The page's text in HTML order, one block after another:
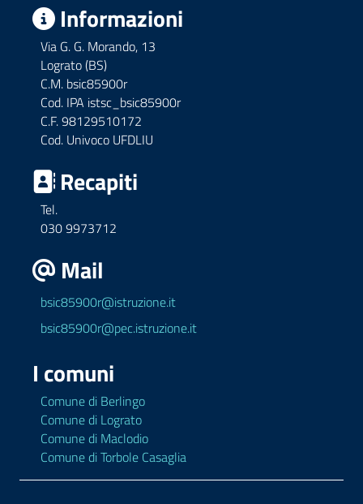
Informazioni
Via G. G. Morando, 13
Lograto (BS)
C.M. bsic85900r
Cod. IPA istsc_bsic85900r
C.F. 98129510172
Cod. Univoco UFDLIU
Recapiti
Tel.
030 9973712
Mail
bsic85900r@istruzione.it
bsic85900r@pec.istruzione.it
I comuni
Comune di Berlingo
Comune di Lograto
Comune di Maclodio
Comune di Torbole Casaglia